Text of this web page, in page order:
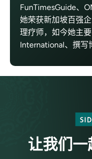
FunTimesGuide、
她荣获新加坡百强
理疗师，如今她主
International、撰写
让我们